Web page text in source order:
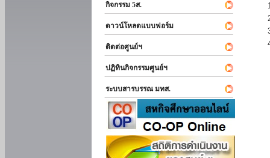
กิจกรรม 5ส.
ดาวน์โหลดแบบฟอร์ม
ติดต่อศูนย์ฯ
ปฏิทินกิจกรรมศูนย์ฯ
ระบบสารบรรณ มทส.